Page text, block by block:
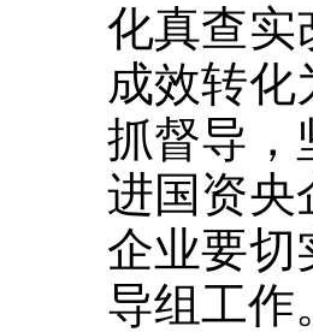
化真查实
成效转
抓督导，
进国资央
企业要切
导组工作